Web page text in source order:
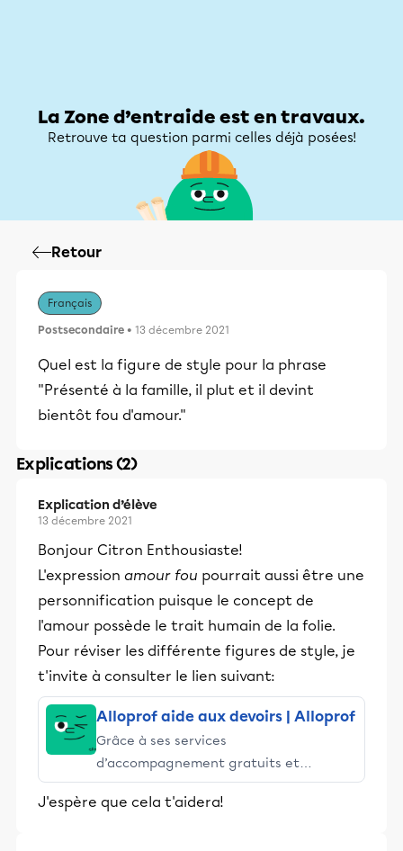
La Zone d’entraide est en travaux.
Retrouve ta question parmi celles déjà posées!
Retour
Français
Postsecondaire • 13 décembre 2021
Quel est la figure de style pour la phrase
"Présenté à la famille, il plut et il devint
bientôt fou d'amour."
Explications (2)
Explication d’élève
13 décembre 2021
Bonjour Citron Enthousiaste!
L'expression amour fou pourrait aussi être une
personnification puisque le concept de
l'amour possède le trait humain de la folie.
Pour réviser les différente figures de style, je
t'invite à consulter le lien suivant:
Alloprof aide aux devoirs | Alloprof
Grâce à ses services
d’accompagnement gratuits et
stimulants, Alloprof engage les élèves
et leurs parents dans la réussite
J'espère que cela t'aidera!